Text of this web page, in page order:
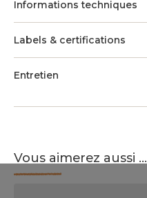
Informations techniques
Labels & certifications
Entretien
Vous aimerez aussi ...